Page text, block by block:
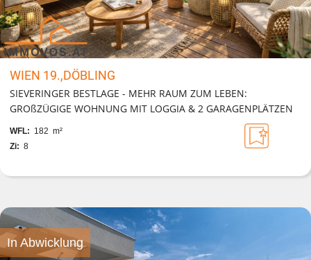
WIEN 19.,DÖBLING
SIEVERINGER BESTLAGE - MEHR RAUM ZUM LEBEN:
GROßZÜGIGE WOHNUNG MIT LOGGIA & 2 GARAGENPLÄTZEN
WFL: 182 m²
Zi: 8
In Abwicklung